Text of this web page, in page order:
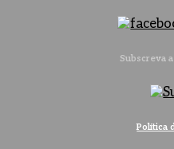
Subscreva
Política